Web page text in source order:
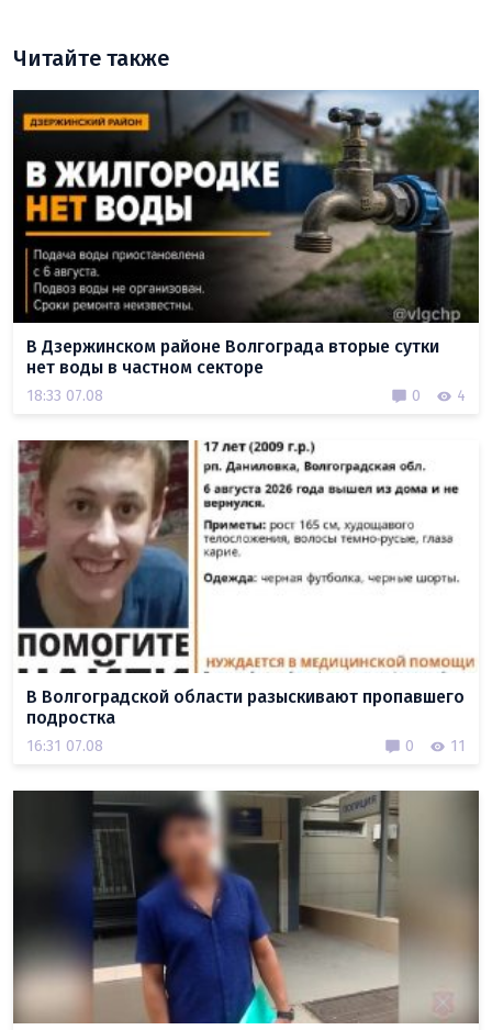
Читайте также
В Дзержинском районе Волгограда вторые сутки
нет воды в частном секторе
18:33 07.08 0 4
В Волгоградской области разыскивают пропавшего
подростка
16:31 07.08 0 11